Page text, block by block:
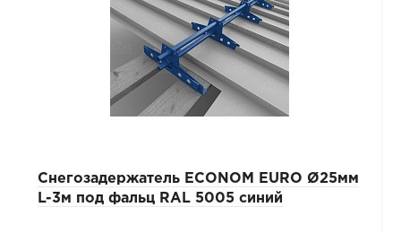
Снегозадержатель ECONOM EURO Ø25мм
L-3м под фальц RAL 5005 синий